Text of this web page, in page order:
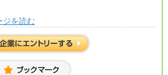
も給与に変更はございません
20万5000円以上(正社員・準社員）
ジを読む